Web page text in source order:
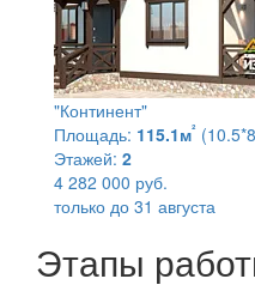
"Континент"
Площадь: 115.1м²
Этажей: 2
4 282 000 руб.
только до 31 августа
Этапы